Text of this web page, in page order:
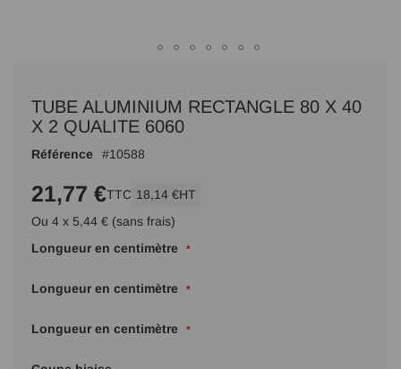
début
Galerie
TUBE ALUMINIUM RECTANGLE 80 X 40
X 2 QUALITE 6060
Référence 10588
21,77 €TTC 18,14 €HT
Ou 4 x 5,44 € (sans frais)
Longueur en centimètre
Longueur en centimètre
Longueur en centimètre